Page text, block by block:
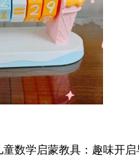
童数学启蒙教具：趣味开启